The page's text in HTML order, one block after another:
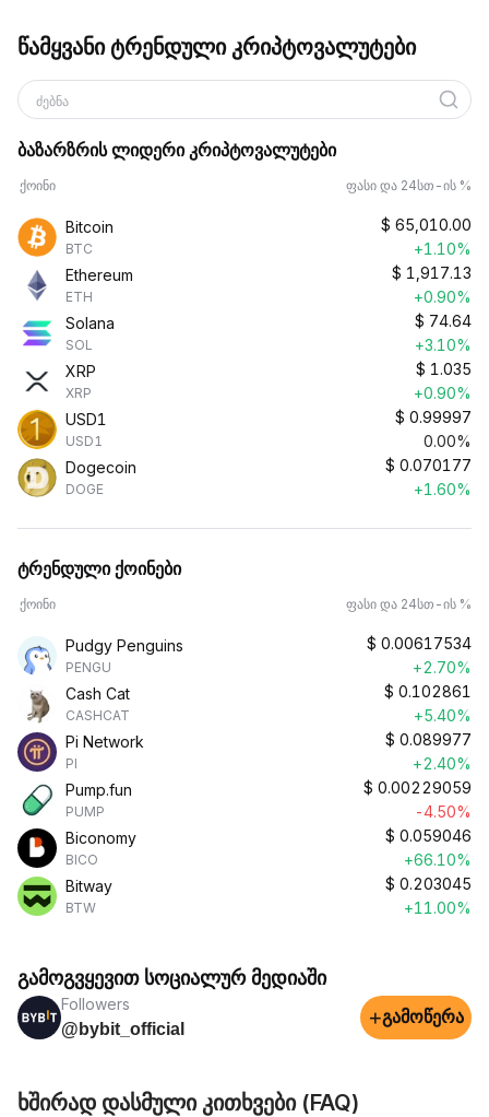
წამყვანი ტრენდული კრიპტოვალუტები
ძებნა
ბაზარზრის ლიდერი კრიპტოვალუტები
ქოინი ფასი და 24სთ-ის %
Bitcoin
BTC
$ 65,010.00
+1.10%
Ethereum
ETH
$ 1,917.13
+0.90%
Solana
SOL
$ 74.64
+3.10%
XRP
XRP
$ 1.035
+0.90%
USD1
USD1
$ 0.99997
0.00%
Dogecoin
DOGE
$ 0.070177
+1.60%
ტრენდული ქოინები
ქოინი ფასი და 24სთ-ის %
Pudgy Penguins
PENGU
$ 0.00617534
+2.70%
Cash Cat
CASHCAT
$ 0.102861
+5.40%
Pi Network
PI
$ 0.089977
+2.40%
Pump.fun
PUMP
$ 0.00229059
-4.50%
Biconomy
BICO
$ 0.059046
+66.10%
Bitway
BTW
$ 0.203045
+11.00%
გამოგვყევით სოციალურ მედიაში
Followers
@bybit_official
+გამოწერა
ხშირად დასმული კითხვები (FAQ)